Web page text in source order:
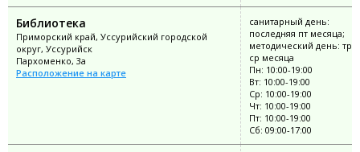
Библиотека
Приморский край, Уссурийский городской
округ, Уссурийск
Пархоменко, 3а
Расположение на карте
санитарный день:
последняя пт месяца;
методический день:
ср месяца
Пн: 10:00-19:00
Вт: 10:00-19:00
Ср: 10:00-19:00
Чт: 10:00-19:00
Пт: 10:00-19:00
Сб: 09:00-17:00